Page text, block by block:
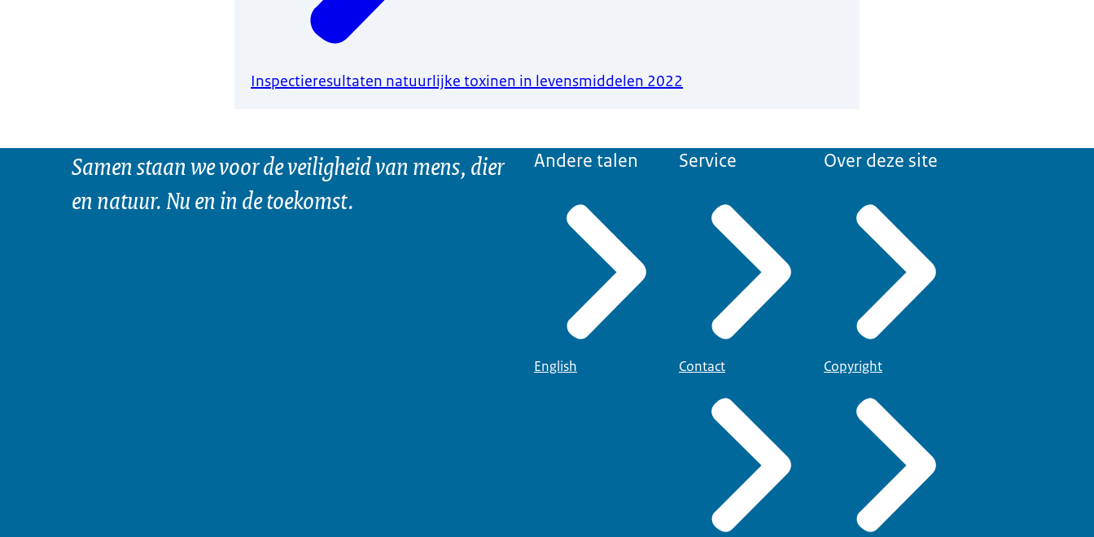
Inspectieresultaten natuurlijke toxinen in levensmiddelen 2022
Samen staan we voor de veiligheid van mens, dier
en natuur. Nu en in de toekomst.
Andere talen
English
Service
Contact
Over deze site
Copyright